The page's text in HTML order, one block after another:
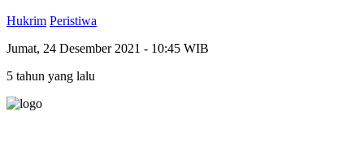
Hukrim Peristiwa
Jumat, 24 Desember 2021 - 10:45 WIB
5 tahun yang lalu